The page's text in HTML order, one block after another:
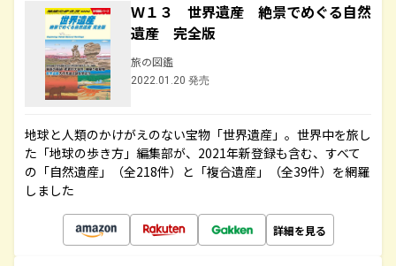
Ｗ１３ 世界遺産 絶景でめぐる自然
遺産 完全版
旅の図鑑
2022.01.20 発売
地球と人類のかけがえのない宝物「世界遺産」。世界中を旅し
た「地球の歩き方」編集部が、2021年新登録も含む、すべて
の「自然遺産」（全218件）と「複合遺産」（全39件）を網羅
しました
詳細を見る